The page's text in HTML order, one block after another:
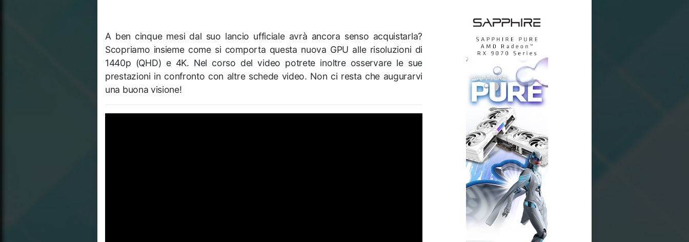
A ben cinque mesi dal suo lancio ufficiale avrà ancora senso acquistarla?
Scopriamo insieme come si comporta questa nuova GPU alle risoluzioni di
1440p (QHD) e 4K. Nel corso del video potrete inoltre osservare le sue
prestazioni in confronto con altre schede video. Non ci resta che augurarvi
una buona visione!